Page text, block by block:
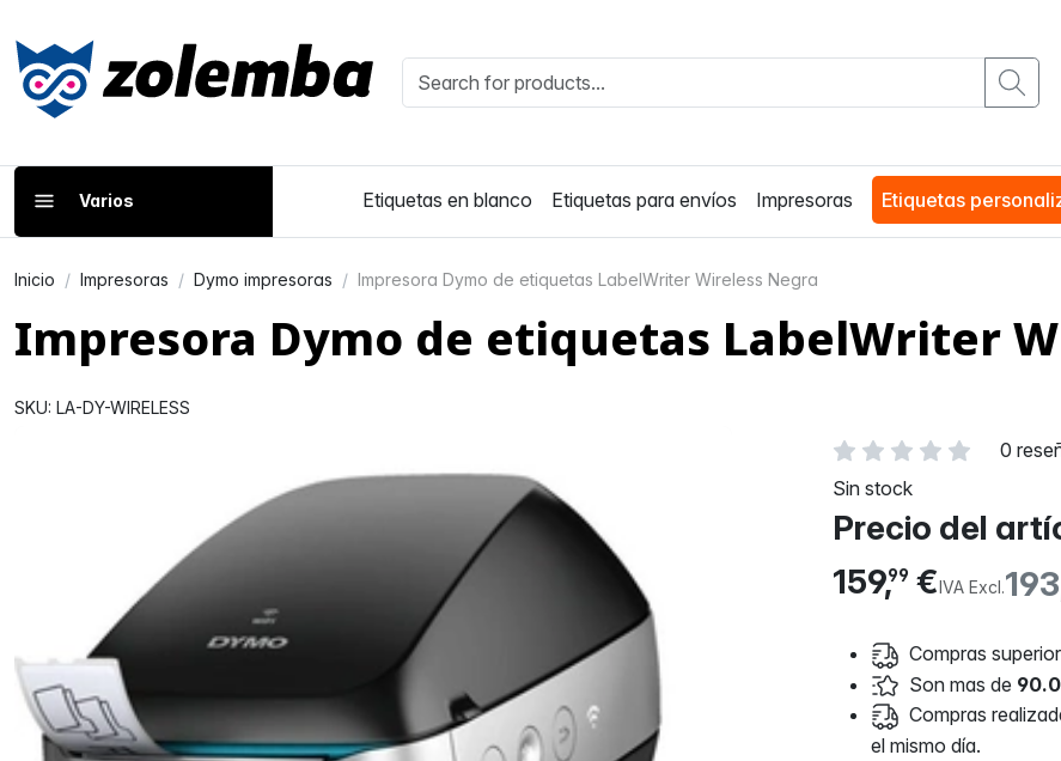
Varios Etiquetas en blanco Etiquetas para envíos Impresoras Etiquetas
Inicio Impresoras Dymo impresoras Impresora Dymo de etiquetas LabelWriter Wireless Negra
Impresora Dymo de etiquetas LabelWriter
SKU: LA-DY-WIRELESS
0
Sin stock
Precio del
159,99 €IVA Excl.
Compras
Son mas de
Compras
el mismo día.